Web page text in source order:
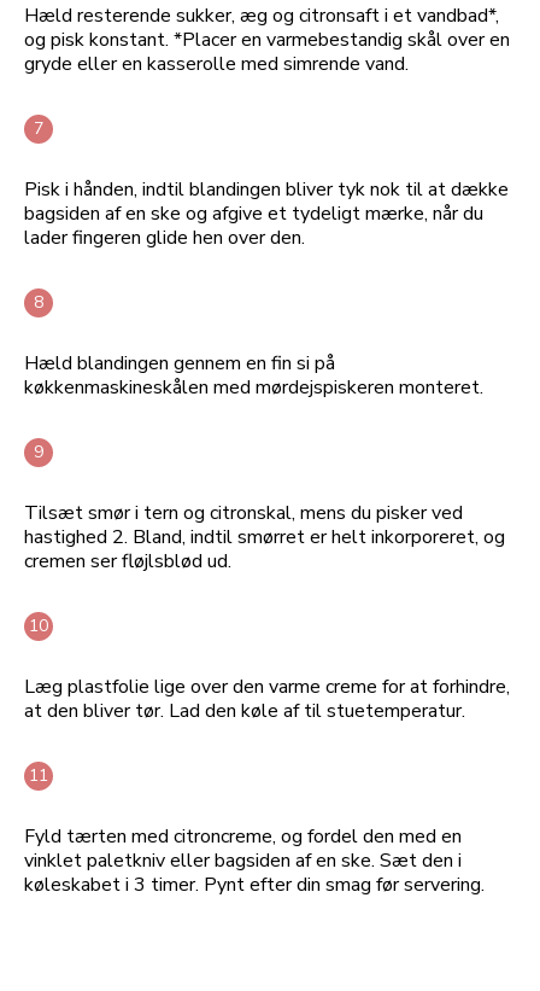
Hæld resterende sukker, æg og citronsaft i et vandbad*,
og pisk konstant. *Placer en varmebestandig skål over en
gryde eller en kasserolle med simrende vand.
Pisk i hånden, indtil blandingen bliver tyk nok til at dække
bagsiden af en ske og afgive et tydeligt mærke, når du
lader fingeren glide hen over den.
Hæld blandingen gennem en fin si på
køkkenmaskineskålen med mørdejspiskeren monteret.
Tilsæt smør i tern og citronskal, mens du pisker ved
hastighed 2. Bland, indtil smørret er helt inkorporeret, og
cremen ser fløjlsblød ud.
Læg plastfolie lige over den varme creme for at forhindre,
at den bliver tør. Lad den køle af til stuetemperatur.
Fyld tærten med citroncreme, og fordel den med en
vinklet paletkniv eller bagsiden af en ske. Sæt den i
køleskabet i 3 timer. Pynt efter din smag før servering.